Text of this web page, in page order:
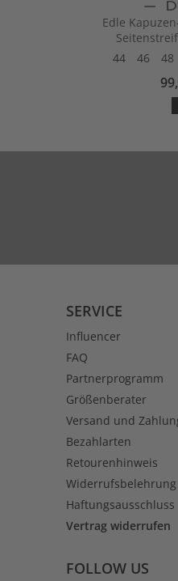
Edle
44
46 48
SERVICE
Influencer
FAQ
Partnerprogramm
Größenberater
Versand und
Bezahlarten
Retourenhinweis
Widerrufsbelehrung
Haftungsausschluss
Vertrag widerrufen
FOLLOW US